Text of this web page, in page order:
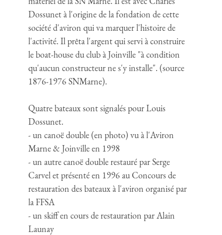
Dossunet à l'origine de la fondation de cette
société d'aviron qui va marquer l'histoire de
l'activité. Il prêta l'argent qui servi à construire
le boat-house du club à Joinville "à condition
qu'aucun constructeur ne s'y installe". (source
1876-1976 SNMarne).
Quatre bateaux sont signalés pour Louis
Dossunet.
- un canoë double (en photo) vu à l'Aviron
Marne & Joinville en 1998
- un autre canoë double restauré par Serge
Carvel et présenté en 1996 au Concours de
restauration des bateaux à l'aviron organisé par
la FFSA
- un skiff en cours de restauration par Alain
Launay